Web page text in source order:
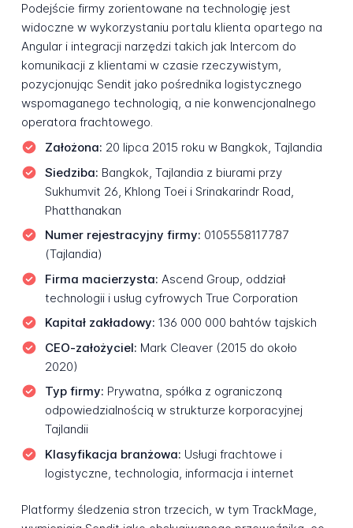
Podejście firmy zorientowane na technologię jest
widoczne w wykorzystaniu portalu klienta opartego na
Angular i integracji narzędzi takich jak Intercom do
komunikacji z klientami w czasie rzeczywistym,
pozycjonując Sendit jako pośrednika logistycznego
wspomaganego technologią, a nie konwencjonalnego
operatora frachtowego.
Założona: 20 lipca 2015 roku w Bangkok, Tajlandia
Siedziba: Bangkok, Tajlandia z biurami przy
Sukhumvit 26, Khlong Toei i Srinakarindr Road,
Phatthanakan
Numer rejestracyjny firmy: 0105558117787
(Tajlandia)
Firma macierzysta: Ascend Group, oddział
technologii i usług cyfrowych True Corporation
Kapitał zakładowy: 136 000 000 bahtów tajskich
CEO-założyciel: Mark Cleaver (2015 do około
2020)
Typ firmy: Prywatna, spółka z ograniczoną
odpowiedzialnością w strukturze korporacyjnej
Tajlandii
Klasyfikacja branżowa: Usługi frachtowe i
logistyczne, technologia, informacja i internet
Platformy śledzenia stron trzecich, w tym TrackMage,